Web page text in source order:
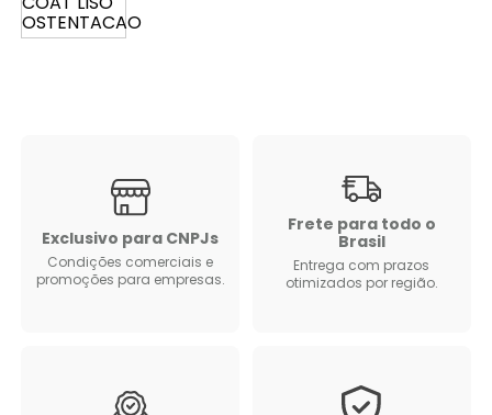
Exclusivo para CNPJs
Condições comerciais e
promoções para empresas.
Frete para todo o
Brasil
Entrega com prazos
otimizados por região.